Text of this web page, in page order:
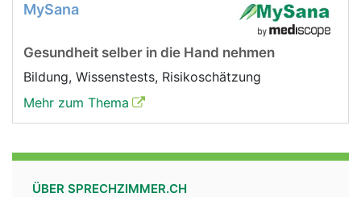
MySana
Gesundheit selber in die Hand nehmen
Bildung, Wissenstests, Risikoschätzung
Mehr zum Thema
ÜBER SPRECHZIMMER.CH